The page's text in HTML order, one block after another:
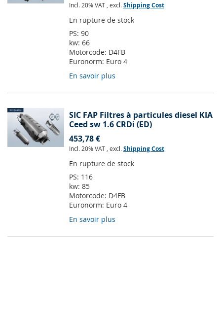
Incl. 20% VAT , excl.Shipping Cost
En rupture de stock
PS: 90
kw: 66
Motorcode: D4FB
Euronorm: Euro 4
En savoir plus
SIC FAP Filtres à particules diesel KIA
Ceed sw 1.6 CRDi (ED)
453,78 €
Incl. 20% VAT , excl.Shipping Cost
En rupture de stock
PS: 116
kw: 85
Motorcode: D4FB
Euronorm: Euro 4
En savoir plus